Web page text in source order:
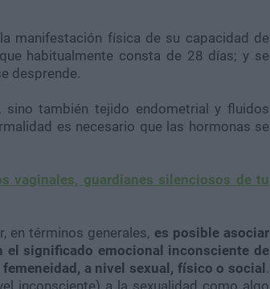
manifestación física de su capacidad de
habitualmente consta de 28 días; y se
desprende.
sino también tejido endometrial y fluidos
es necesario que las hormonas se
vaginales, guardianes silenciosos de tu
en términos generales, es posible asociar
el significado emocional inconsciente de
femeneidad , a nivel sexual, físico o social .